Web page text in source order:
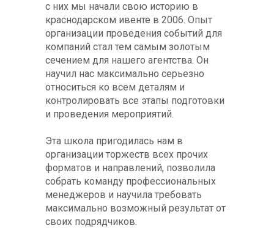
с них мы начали свою историю в
краснодарском ивенте в 2006. Опыт
организации проведения событий для
компаний стал тем самым золотым
сечением для нашего агентства. Он
научил нас максимально серьезно
относиться ко всем деталям и
контролировать все этапы подготовки
и проведения мероприятий.
Эта школа пригодилась нам в
организации торжеств всех прочих
форматов и направлений, позволила
собрать команду профессиональных
менеджеров и научила требовать
максимально возможный результат от
своих подрядчиков.